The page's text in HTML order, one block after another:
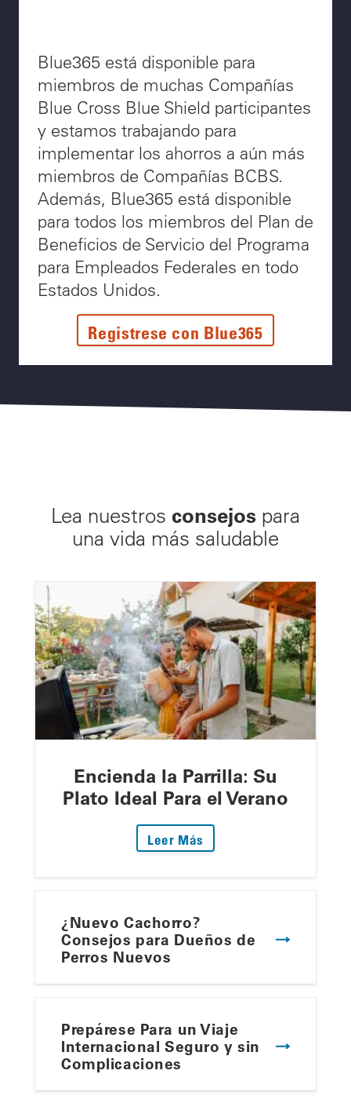
Blue365 está disponible para
miembros de muchas Compañías
Blue Cross Blue Shield participantes
y estamos trabajando para
implementar los ahorros a aún más
miembros de Compañías BCBS.
Además, Blue365 está disponible
para todos los miembros del Plan de
Beneficios de Servicio del Programa
para Empleados Federales en todo
Estados Unidos.
Registrese con Blue365
Lea nuestros consejos para
una vida más saludable
Encienda la Parrilla: Su
Plato Ideal Para el Verano
Leer Más
¿Nuevo Cachorro?
Consejos para Dueños de
Perros Nuevos
Prepárese Para un Viaje
Internacional Seguro y sin
Complicaciones